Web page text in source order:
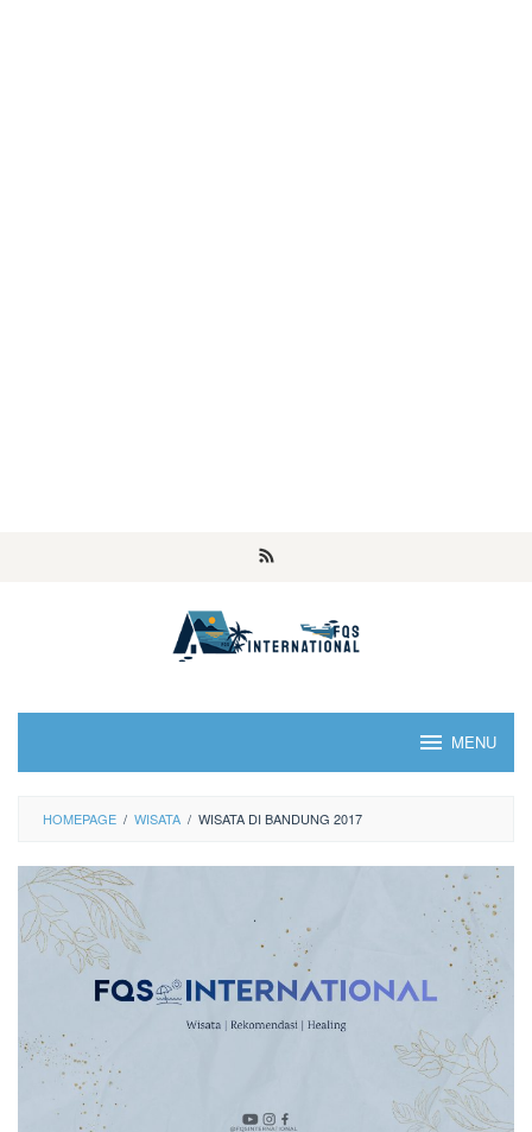
MENU
HOMEPAGE / WISATA / WISATA DI BANDUNG 2017